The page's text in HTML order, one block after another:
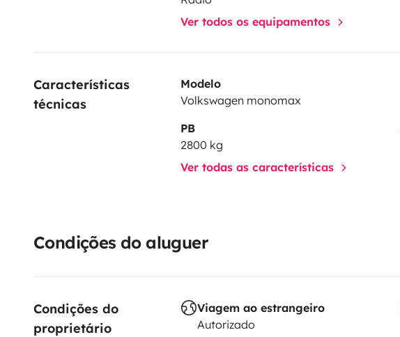
Ver todos os equipamentos
Características
técnicas
Modelo
Volkswagen monomax
PB
2800 kg
Ver todas as características
Condições do aluguer
Condições do
proprietário
Viagem ao estrangeiro
Autorizado